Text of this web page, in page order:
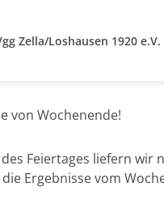
Zella/Loshausen 1920 e.V.
von Wochenende!
Feiertages liefern wir
Ergebnisse vom